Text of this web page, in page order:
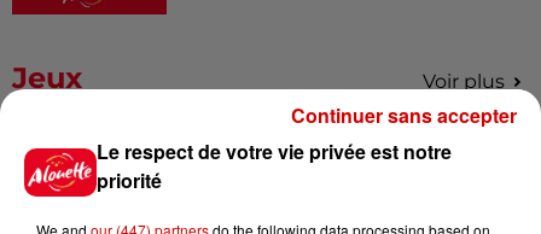
Jeux Voir plus
Gagnez vos places pour le
Festival du Roi Arthur 2026 !
Le respect de votre vie privée est notre
priorité
We and our (447) partnersdo the following data processing based on
Continuer sans accepter